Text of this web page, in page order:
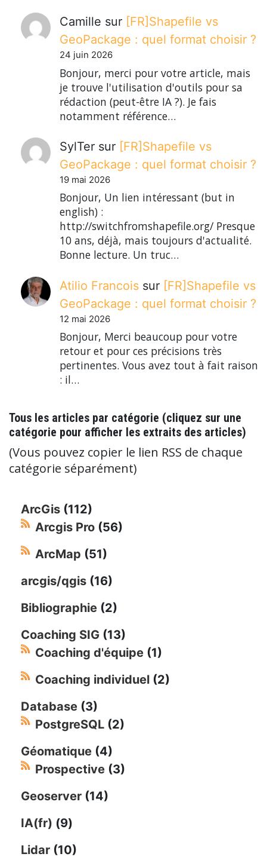
Camille sur [FR]Shapefile vs
GeoPackage : quel format choisir ?
24 juin 2026
Bonjour, merci pour votre article, mais
je trouve l'utilisation d'outils pour sa
rédaction (peut-être IA ?). Je fais
notamment référence…
SylTer sur [FR]Shapefile vs
GeoPackage : quel format choisir ?
19 mai 2026
Bonjour, Un lien intéressant (but in
english) :
http://switchfromshapefile.org/ Presque
10 ans, déjà, mais toujours d'actualité.
Bonne lecture. Un truc…
Atilio Francois sur [FR]Shapefile vs
GeoPackage : quel format choisir ?
12 mai 2026
Bonjour, Merci beaucoup pour votre
retour et pour ces précisions très
pertinentes. Vous avez tout à fait raison
: il…
Tous les articles par catégorie (cliquez sur une
catégorie pour afficher les extraits des articles)
(Vous pouvez copier le lien RSS de chaque
catégorie séparément)
ArcGis (112)
Arcgis Pro (56)
ArcMap (51)
arcgis/qgis (16)
Bibliographie (2)
Coaching SIG (13)
Coaching d'équipe (1)
Coaching individuel (2)
Database (3)
PostgreSQL (2)
Géomatique (4)
Prospective (3)
Geoserver (14)
IA(fr) (9)
Lidar (10)